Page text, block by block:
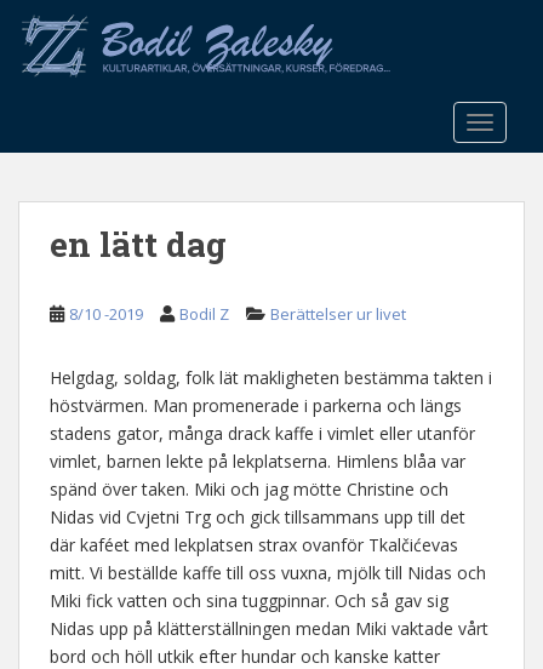
o
en lätt dag
8/10 -2019 Bodil Z Berättelser ur livet
Helgdag, soldag, folk lät makligheten bestämma takten i
höstvärmen. Man promenerade i parkerna och längs
stadens gator, många drack kaffe i vimlet eller utanför
vimlet, barnen lekte på lekplatserna. Himlens blåa var
spänd över taken. Miki och jag mötte Christine och
Nidas vid Cvjetni Trg och gick tillsammans upp till det
där kaféet med lekplatsen strax ovanför Tkalčićevas
mitt. Vi beställde kaffe till oss vuxna, mjölk till Nidas och
Miki fick vatten och sina tuggpinnar. Och så gav sig
Nidas upp på klätterställningen medan Miki vaktade vårt
bord och höll utkik efter hundar och kanske katter